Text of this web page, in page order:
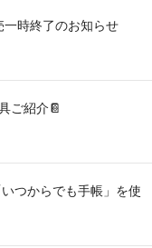
一時終了のお知らせ
ご紹介📔
つからでも手帳」を使